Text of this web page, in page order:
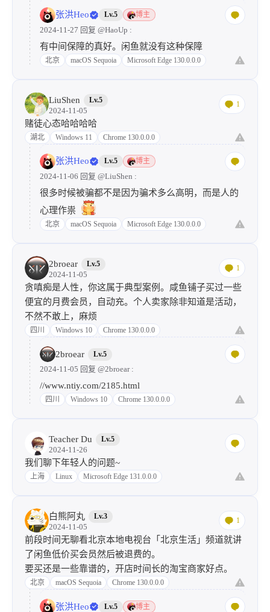
张洪Heo Lv.5 博主
2024-11-27 回复 @HaoUp :
有中间保障的真好。闲鱼就没有这种保障
北京 macOS Sequoia Microsoft Edge 130.0.0.0
LiuShen Lv.5
2024-11-05
1
赌徒心态哈哈哈哈
湖北 Windows 11 Chrome 130.0.0.0
张洪Heo Lv.5 博主
2024-11-06 回复 @LiuShen :
很多时候被骗都不是因为骗术多么高明，而是人的
心理作祟
北京 macOS Sequoia Microsoft Edge 130.0.0.0
2broear Lv.5
2024-11-05
1
贪嗔痴是人性，你这属于典型案例。咸鱼铺子买过一些
便宜的月费会员，自动充。个人卖家除非知道是活动，
不然不敢上，麻烦
四川 Windows 10 Chrome 130.0.0.0
2broear Lv.5
2024-11-05 回复 @2broear:
//www.ntiy.com/2185.html
四川 Windows 10 Chrome 130.0.0.0
Teacher Du Lv.5
2024-11-26
我们聊下年轻人的问题~
上海 Linux Microsoft Edge 131.0.0.0
白熊阿丸 Lv.3
2024-11-05
1
前段时间无聊看北京本地电视台「北京生活」频道就讲
了闲鱼低价买会员然后被退费的。
要买还是一些靠谱的，开店时间长的淘宝商家好点。
北京 macOS Sequoia Chrome 130.0.0.0
张洪Heo Lv.5 博主